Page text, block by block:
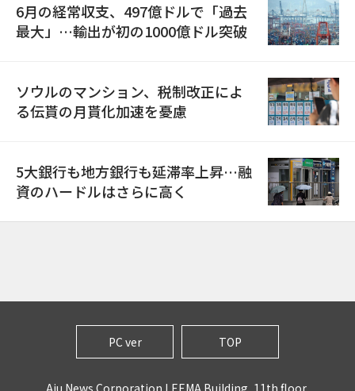
6月の経常収支、497億ドルで「過去
最大」…輸出が初の1000億ドル突破
ソウルのマンション、税制改正によ
る伝貰の月貰化加速を憂慮
5大銀行も地方銀行も延滞率上昇…融
資のハードルはさらに高く
PC ver TOP